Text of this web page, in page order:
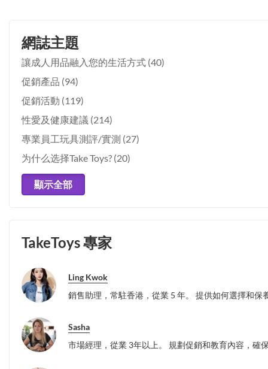
網誌主題
讓成人用品融入您的生活方式 (40)
促銷產品 (94)
促銷活動 (119)
性愛及健康建議 (214)
專業員工玩具測評/實測 (27)
为什么选择Take Toys? (20)
顯示全部
TakeToys 專家
Ling Kwok
銷售助理，常駐香港，從業 5 年。 提供如何選擇和保
Sasha
市場經理，從業 3年以上。 規劃促銷和教育內容，確